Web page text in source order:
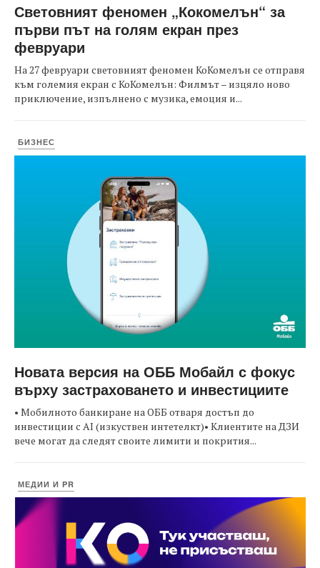
Световният феномен „Кокомелън“ за
първи път на голям екран през
февруари
На 27 февруари световният феномен КоКомелън се отправя
към големия екран с КоКомелън: Филмът – изцяло ново
приключение, изпълнено с музика, емоция и...
БИЗНЕС
Новата версия на ОББ Мобайл с фокус
върху застраховането и инвестициите
• Мобилното банкиране на ОББ отваря достъп до
инвестиции с AI (изкуствен интетелкт)• Клиентите на ДЗИ
вече могат да следят своите лимити и покрития...
МЕДИИ И PR